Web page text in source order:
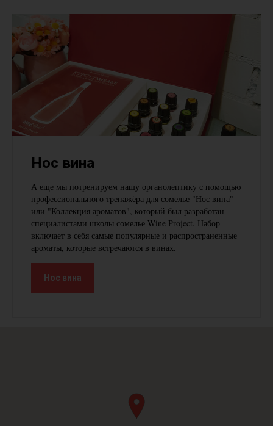
Нос вина
А еще мы потренируем нашу органолептику с помощью
профессионального тренажёра для сомелье "Нос вина"
или "Коллекция ароматов", который был разработан
специалистами школы сомелье Wine Project. Набор
включает в себя самые популярные и распространенные
ароматы, которые встречаются в винах.
Нос вина